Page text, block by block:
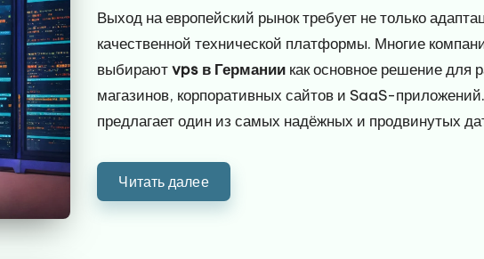
от
Выход на европейский рынок требует не только
качественной технической платформы. Многие
выбираютvps в Германии как основное решение для
магазинов, корпоративных сайтов и SaaS-
предлагает один из самых надёжных и продвинутых
Читать далее